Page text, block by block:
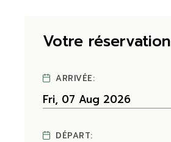
Votre réservation
ARRIVÉE:
DÉPART: